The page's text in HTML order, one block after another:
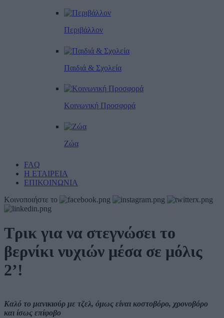
Περιβάλλον
Παιδιά & Σχολεία
Κοινωνική Προσφορά
Ζώα
FAQ
Η ΕΤΑΙΡΕΙΑ
ΕΠΙΚΟΙΝΩΝΙΑ
Κοινοποιήστε το
Τρικ για να στεγνώσει το
βερνίκι νυχιών μέσα σε μόλις
2’!
Καλό το μανικιούρ με τζελ, όμως είναι κοστοβόρο, χρονοβόρο
και ίσως επίφοβο